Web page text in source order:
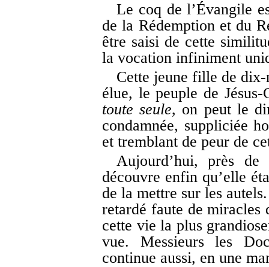
Le coq de l’Évangile
de la Rédemption et du
être saisi de cette
la vocation infiniment
Cette jeune fille de
élue, le peuple de
toute seule, on peut le
condamnée, suppliciée
et tremblant de peur de
Aujourd’hui, près de
découvre enfin qu’elle
de la mettre sur les
retardé faute de miracles
cette vie la plus
vue. Messieurs les
continue aussi, en une